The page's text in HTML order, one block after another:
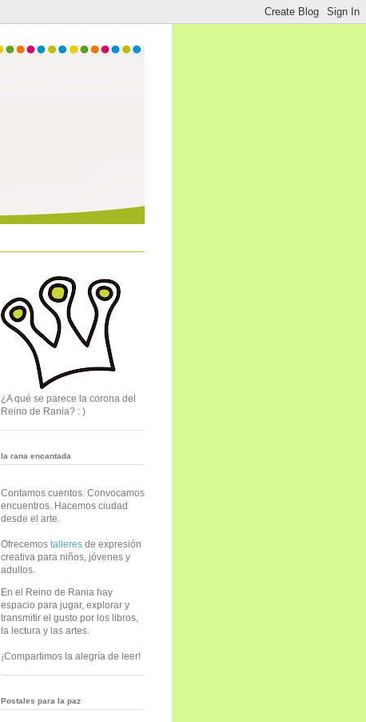
¿A qué se parece la corona del
Reino de Rania? : )
la rana encantada
Contamos cuentos. Convocamos
encuentros. Hacemos ciudad
desde el arte.
Ofrecemos talleres de expresión
creativa para niños, jóvenes y
adultos.
En el Reino de Rania hay
espacio para jugar, explorar y
transmitir el gusto por los libros,
la lectura y las artes.
¡Compartimos la alegría de leer!
Postales para la paz